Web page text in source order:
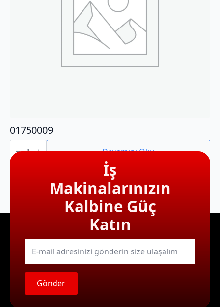
01750009
01750009
adet Devamını Oku
İş
Makinalarınızın
Kalbine Güç
Katın
E-
mail
Gönder